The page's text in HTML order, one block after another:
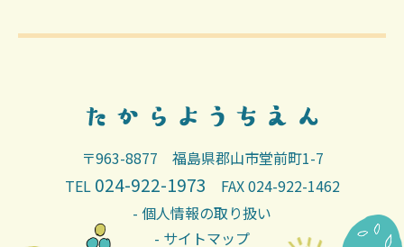
〒963-8877 福島県郡山市堂前町1-7
TEL 024-922-1973 FAX 024-922-1462
- 個人情報の取り扱い
- サイトマップ